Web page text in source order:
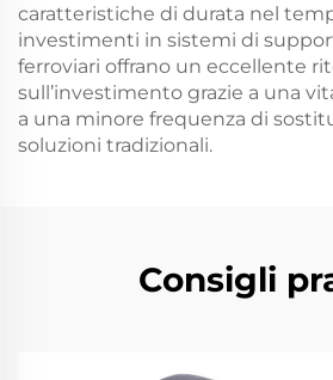
caratteristiche di durata nel
investimenti in sistemi di
ferroviari offrano un eccellente
sull’investimento grazie a una
a una minore frequenza di
soluzioni tradizionali.
Consigli